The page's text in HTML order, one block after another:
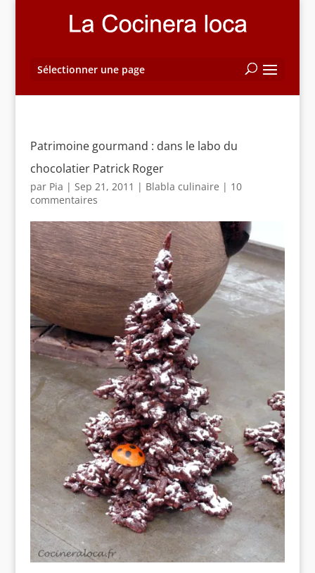
Sélectionner une page
Patrimoine gourmand : dans le labo du
chocolatier Patrick Roger
par Pia | Sep 21, 2011 | Blabla culinaire | 10
commentaires